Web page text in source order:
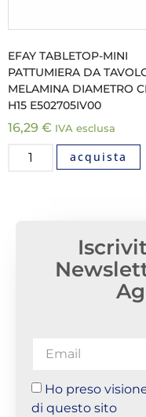
EFAY TABLETOP-MINI
PATTUMIERA DA
MELAMINA DIAMETRO
H15 E502705IV00
16,29 € IVA esclusa
acquista
Ho preso
di questo sito